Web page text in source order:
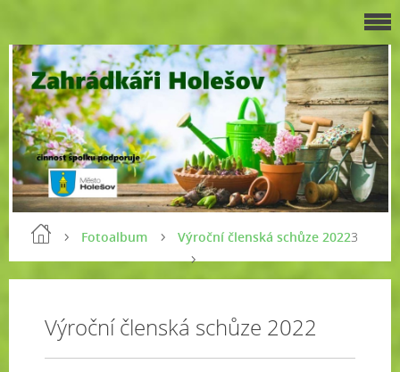
Fotoalbum Výroční členská schůze 20223
Výroční členská schůze 2022